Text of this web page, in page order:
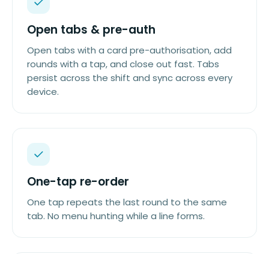
Open tabs & pre-auth
Open tabs with a card pre-authorisation, add
rounds with a tap, and close out fast. Tabs
persist across the shift and sync across every
device.
One-tap re-order
One tap repeats the last round to the same
tab. No menu hunting while a line forms.